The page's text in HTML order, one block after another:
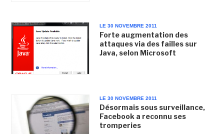
LE 30 NOVEMBRE 2011
Forte augmentation des
attaques via des failles sur
Java, selon Microsoft
LE 30 NOVEMBRE 2011
Désormais sous surveillance,
Facebook a reconnu ses
tromperies